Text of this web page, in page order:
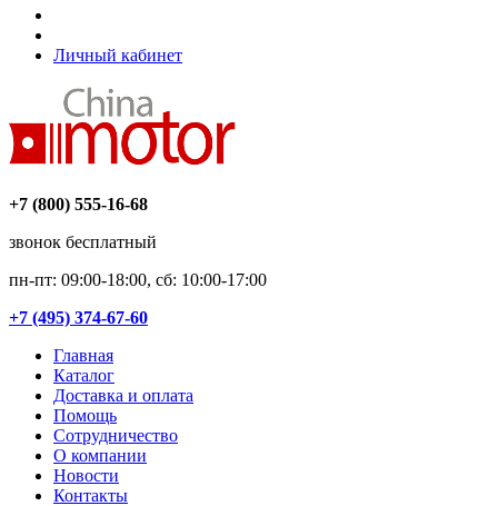
Личный кабинет
+7 (800) 555-16-68
звонок бесплатный
пн-пт: 09:00-18:00, сб: 10:00-17:00
+7 (495) 374-67-60
Главная
Каталог
Доставка и оплата
Помощь
Сотрудничество
О компании
Новости
Контакты